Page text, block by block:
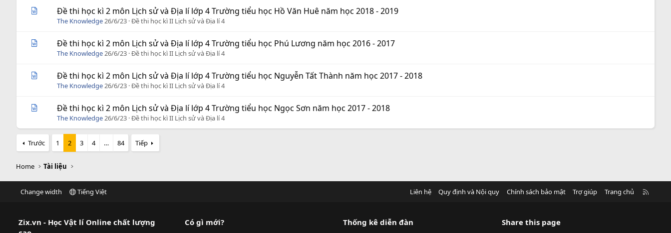
Đề thi học kì 2 môn Lịch sử và Địa lí lớp 4 Trường tiểu học Hồ Văn Huê năm học 2018 - 2019
The Knowledge26/6/23 Đề thi học kì II Lịch sử và Địa lí 4
Đề thi học kì 2 môn Lịch sử và Địa lí lớp 4 Trường tiểu học Phú Lương năm học 2016 - 2017
The Knowledge26/6/23 Đề thi học kì II Lịch sử và Địa lí 4
Đề thi học kì 2 môn Lịch sử và Địa lí lớp 4 Trường tiểu học Nguyễn Tất Thành năm học 2017 - 2018
The Knowledge26/6/23 Đề thi học kì II Lịch sử và Địa lí 4
Đề thi học kì 2 môn Lịch sử và Địa lí lớp 4 Trường tiểu học Ngọc Sơn năm học 2017 - 2018
The Knowledge26/6/23 Đề thi học kì II Lịch sử và Địa lí 4
Trước 1 2 3 4 … 84 Tiếp
Home Tài liệu
Change width Tiếng Việt Liên hệ Quy định và Nội quy Chính sách bảo mật Trợ giúp Trang chủ
Zix.vn - Học Vật lí Online chất lượng
Có gì mới? Thống kê diễn đàn Share this page